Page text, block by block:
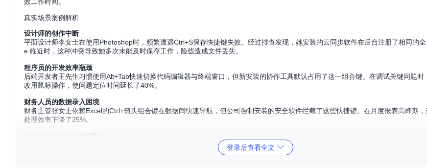
真实场景案例解析
设计师的创作中断
平面设计师李女士在使用Photoshop时，频繁遭遇Ctrl+S保存快捷键失效。经过排查发现，她安装的云同步软件在后台注册了相同的
e 临近时，这种冲突导致她多次未能及时保存工作，险些造成文件丢失。
程序员的开发效率瓶颈
后端开发者王先生习惯使用Alt+Tab快速切换代码编辑器与终端窗口，但新安装的协作工具默认占用了这一组合键。在调试关键问题时
改用鼠标操作，使问题定位时间延长了40%。
财务人员的数据录入困境
财务主管张女士依赖Excel的Ctrl+箭头组合键在数据间快速导航，但公司强制安装的安全软件拦截了这些快捷键。在月度报表高峰期
处理效率下降了25%。
登录后查看全文